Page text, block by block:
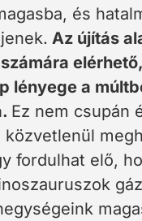
és
Az újítás
lényege a
Ez nem csupán
fordulhat elő,